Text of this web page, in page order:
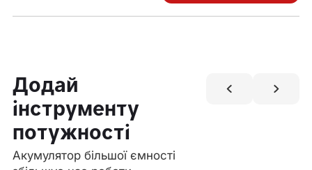
Додай
інструменту
потужності
Акумулятор більшої ємності